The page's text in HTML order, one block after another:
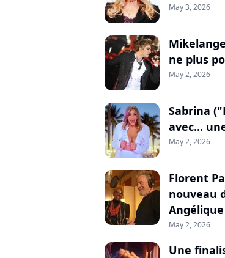
May 3, 2026
ne plus
May 2, 2026
Sabrina
avec...
May 2, 2026
Florent
nouveau
May 2, 2026
Une